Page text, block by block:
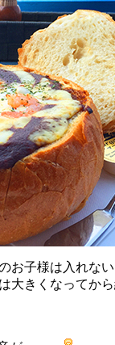
お子様は入れな
大きくなってか